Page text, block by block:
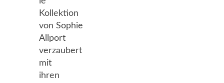
Kollektion
von Sophie
Allport
verzaubert
mit
ihren